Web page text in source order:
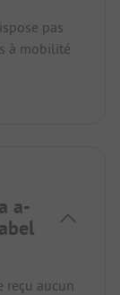
pas
à mobilité
a-
reçu aucun